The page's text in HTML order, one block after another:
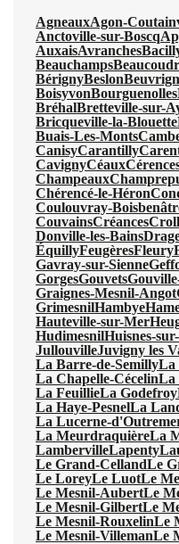
AgneauxAgon-
Anctoville-sur-Boscq
AuxaisAvranches
Beauchamps
BérignyBeslon
BoisyvonBourguenolles
BréhalBretteville-sur-
Bricqueville-la-Blouette
Buais-Les-Monts
CanisyCarantilly
CavignyCéaux
Champeaux
Chérencé-le-Héron
Coulouvray-
CouvainsCréances
Donville-les-Bains
ÉquillyFeugèresFleury
Gavray-sur-Sienne
GorgesGouvets
Graignes-Mesnil-Angot
GrimesnilHambye
Hauteville-sur-Mer
HudimesnilHuisnes-
JullouvilleJuvigny les
La Barre-de-SemillyLa
La Chapelle-CécelinLa
La FeuillieLa Godefroy
La Haye-PesnelLa
La Lucerne-
La MeurdraquièreLa
LambervilleLapenty
Le Grand-CellandLe
Le LoreyLe LuotLe
Le Mesnil-AubertLe
Le Mesnil-GilbertLe
Le Mesnil-RouxelinLe
Le Mesnil-VillemanLe